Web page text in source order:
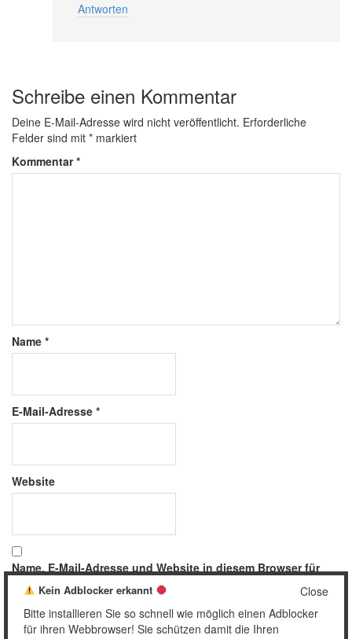
Antworten
Schreibe einen Kommentar
Deine E-Mail-Adresse wird nicht veröffentlicht. Erforderliche
Felder sind mit * markiert
Kommentar*
Name *
E-Mail-Adresse *
Website
Name, E-Mail-Adresse und Website in diesem Browser für
meinen nächsten Kommentar speichern.
Close
Kein Adblocker erkannt
Bitte installieren Sie so schnell wie möglich einen Adblocker
für ihren Webbrowser! Sie schützen damit die Ihren